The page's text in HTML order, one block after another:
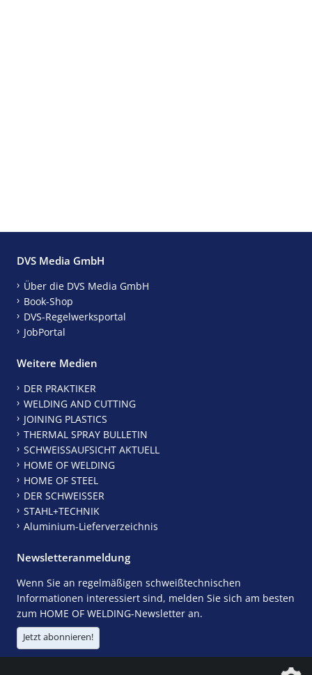
DVS Media GmbH
Über die DVS Media GmbH
Book-Shop
DVS-Regelwerksportal
JobPortal
Weitere Medien
DER PRAKTIKER
WELDING AND CUTTING
JOINING PLASTICS
THERMAL SPRAY BULLETIN
SCHWEISSAUFSICHT AKTUELL
HOME OF WELDING
HOME OF STEEL
DER SCHWEISSER
STAHL+TECHNIK
Aluminium-Lieferverzeichnis
Newsletteranmeldung
Wenn Sie an regelmäßigen schweißtechnischen
Informationen interessiert sind, melden Sie sich am besten
zum HOME OF WELDING-Newsletter an.
Jetzt abonnieren!